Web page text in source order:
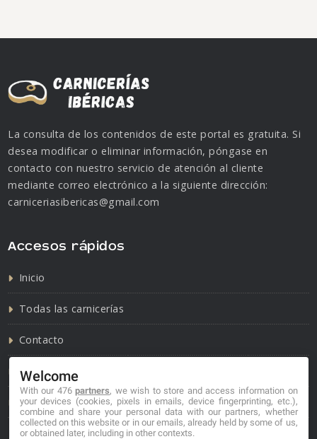
La consulta de los contenidos de este portal es gratuita. Si
desea modificar o eliminar información, póngase en
contacto con nuestro servicio de atención al cliente
mediante correo electrónico a la siguiente dirección:
carniceriasibericas@gmail.com
Accesos rápidos
Inicio
Todas las carnicerías
Contacto
Política de cookies
Política de privacidad
Welcome
With our 476partners, we wish to store and access information on
your devices (cookies, pixels in emails, device fingerprinting, etc.),
combine and share your personal data with our partners, whether
collected on this website or in our emails, already held by some of us,
or obtained later, including in other contexts.